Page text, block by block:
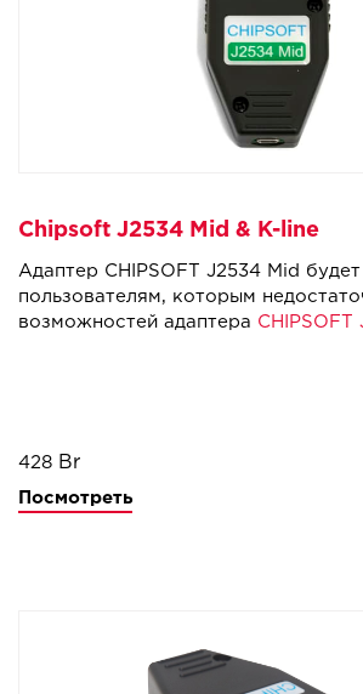
Chipsoft J2534 Mid & K-line
Адаптер CHIPSOFT J2534 Mid
пользователям, которым
возможностей адаптера CHIPSOFT
428
Посмотреть